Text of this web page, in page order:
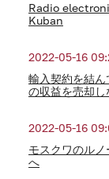
Radio
Kuban
2022-05-16
輸入契約を結
の収益を売却し
2022-05-16
モスクワのル
へ